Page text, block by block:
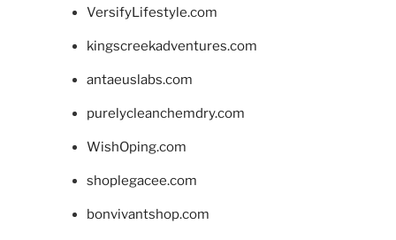
VersifyLifestyle.com
kingscreekadventures.com
antaeuslabs.com
purelycleanchemdry.com
WishOping.com
shoplegacee.com
bonvivantshop.com